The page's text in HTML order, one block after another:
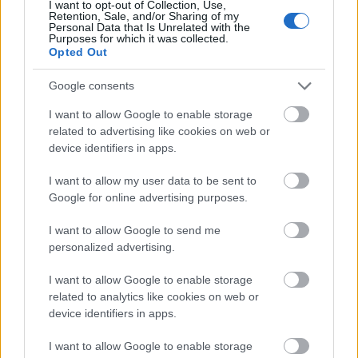
I want to opt-out of Collection, Use,
Retention, Sale, and/or Sharing of my
Personal Data that Is Unrelated with the
Purposes for which it was collected.
Opted Out
Google consents
I want to allow Google to enable storage
related to advertising like cookies on web or
device identifiers in apps.
I want to allow my user data to be sent to
Google for online advertising purposes.
I want to allow Google to send me
personalized advertising.
I want to allow Google to enable storage
related to analytics like cookies on web or
device identifiers in apps.
I want to allow Google to enable storage
చిన్న కాండంపై కలిసి ఉంటాయి: ప్రతి బెర్రీ అనేక చిన్న
డ్రూపెలెట్లతో కూడి ఉంటుంది, ఇవి రసాన్ని మరియు
తాజాదనాన్ని సూచించడానికి సూక్ష్మమైన ముఖ్యాంశాలు
మరియు నీడలతో అందించబడతాయి. వాటి రంగు లోతైన క్రిమ్సన్
నుండి తేలికపాటి రూబీ టోన్ల వరకు ఉంటుంది, వాటికి లోతు
మరియు సజీవ రూపాన్ని ఇస్తుంది. కాండానికి జతచేయబడి
కనిపించే సిరలు మరియు స్వల్ప ముడతలు కలిగిన అనేక
రంపపు, లోతైన ఆకుపచ్చ రాస్ప్బెర్రీ ఆకులు ఉంటాయి, ఇవి
మొక్క యొక్క సహజ, వృక్షశాస్త్ర లక్షణాన్ని నొక్కి చెబుతాయి.
మధ్య పండ్ల బొమ్మ పైన, "RASPBERRIES" అనే పదం బోల్డ్,
పెద్ద అక్షరాలతో కనిపిస్తుంది. ఫాంట్ కొద్దిగా డిస్ట్రెస్డ్ మరియు
ఆర్గానిక్ గా, ముదురు ఆకుపచ్చ రంగులో సహజమైన, ఆరోగ్య-
ఆధారిత థీమ్‌ను బలోపేతం చేస్తుంది. టెక్స్ట్ తక్షణ దృశ్య
యాంకర్‌గా పనిచేసేంత పెద్దది, చిత్రం యొక్క విషయాన్ని ఒక
చూపులో స్పష్టంగా గుర్తిస్తుంది. లేఅవుట్ జాగ్రత్తగా సమతుల్యం
చేయబడింది: మధ్య కోరిందకాయ సమూహం యొక్క ఎడమ
వైపున, ఒక నిలువు విభాగం పోషక సమాచారానికి అంకితం
ప్రతిబింబిస్తుంది, స్పష్టమైన, చదవగలిగే ఇన్ఫోగ్రాఫిక్ నిర్మాణాన్ని